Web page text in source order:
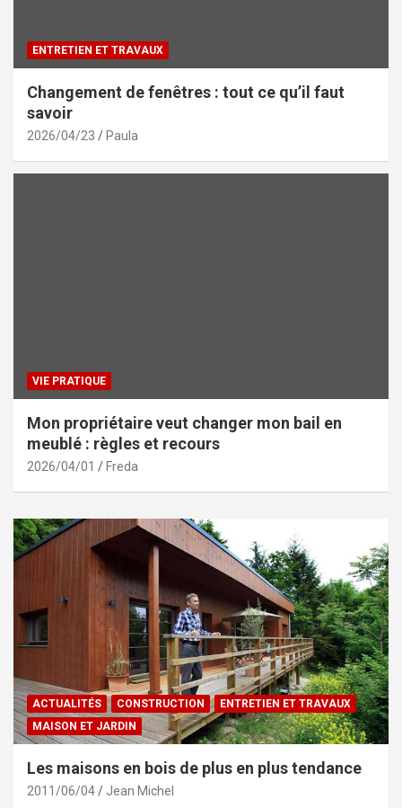
ENTRETIEN ET TRAVAUX
Changement de fenêtres : tout ce qu’il faut
savoir
2026/04/23 Paula
VIE PRATIQUE
Mon propriétaire veut changer mon bail en
meublé : règles et recours
2026/04/01 Freda
ACTUALITÉS CONSTRUCTION
ENTRETIEN ET TRAVAUX
MAISON ET JARDIN
Les maisons en bois de plus en plus tendance
2011/06/04 Jean Michel